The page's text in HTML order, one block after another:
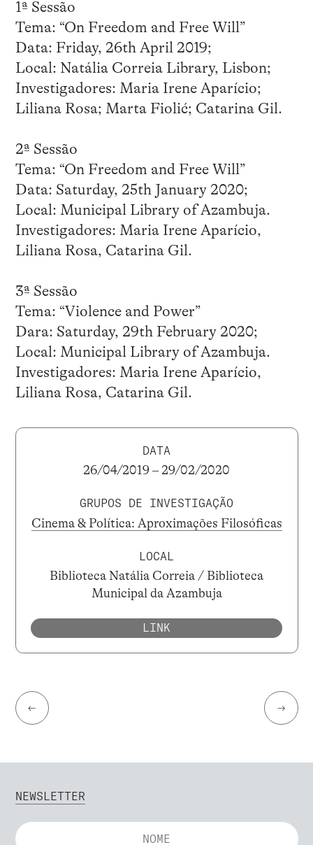
1ª Sessão
Tema: “On Freedom and Free Will”
Data: Friday, 26th April 2019;
Local: Natália Correia Library, Lisbon;
Investigadores: Maria Irene Aparício;
Liliana Rosa; Marta Fiolić; Catarina Gil.
2ª Sessão
Tema: “On Freedom and Free Will”
Data: Saturday, 25th January 2020;
Local: Municipal Library of Azambuja.
Investigadores: Maria Irene Aparício,
Liliana Rosa, Catarina Gil.
3ª Sessão
Tema: “Violence and Power”
Dara: Saturday, 29th February 2020;
Local: Municipal Library of Azambuja.
Investigadores: Maria Irene Aparício,
Liliana Rosa, Catarina Gil.
DATA
26/04/2019 – 29/02/2020
GRUPOS DE INVESTIGAÇÃO
Cinema & Política: Aproximações Filosóficas
LOCAL
Biblioteca Natália Correia / Biblioteca
Municipal da Azambuja
LINK
← →
NEWSLETTER